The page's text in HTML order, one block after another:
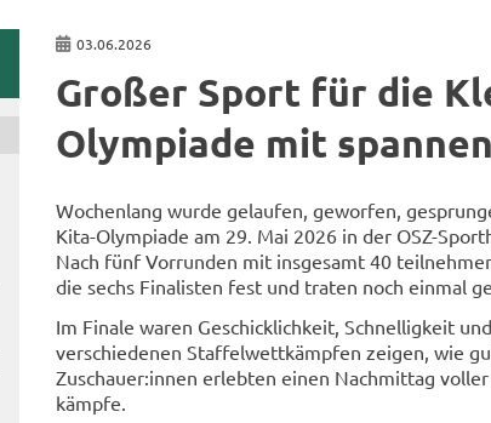
03.06.2026
Gro­ßer Sport für die
Olympiade mit
Wo­chen­lang wurde ge­lau­fen, ge­wor­fen,
Kita-​Olympiade am 29. Mai 2026 in der OSZ-​
Nach fünf Vor­run­den mit ins­ge­samt 40
die sechs Fi­na­lis­ten fest und tra­ten noch ein­mal
Im Fi­na­le waren Ge­schick­lich­keit, Schnel­lig­keit
ver­schie­de­nen Staf­fel­wett­kämp­fen zei­gen, wie
Zu­schau­er:innen er­leb­ten einen Nach­mit­tag
kämp­fe.